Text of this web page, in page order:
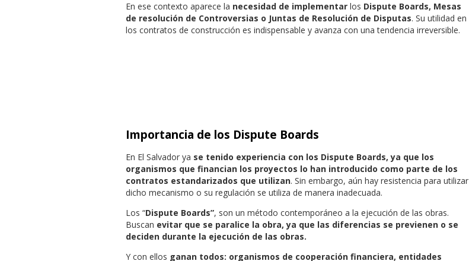
En ese contexto aparece la necesidad de implementar los Dispute Boards, Mesas
de resolución de Controversias o Juntas de Resolución de Disputas. Su utilidad en
los contratos de construcción es indispensable y avanza con una tendencia irreversible.
Importancia de los Dispute Boards
En El Salvador ya se tenido experiencia con los Dispute Boards, ya que los
organismos que financian los proyectos lo han introducido como parte de los
contratos estandarizados que utilizan. Sin embargo, aún hay resistencia para utilizar
dicho mecanismo o su regulación se utiliza de manera inadecuada.
Los “Dispute Boards”, son un método contemporáneo a la ejecución de las obras.
Buscan evitar que se paralice la obra, ya que las diferencias se previenen o se
deciden durante la ejecución de las obras.
Y con ellos ganan todos: organismos de cooperación financiera, entidades